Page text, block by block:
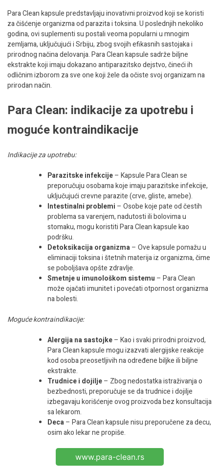
Para Clean kapsule predstavljaju inovativni proizvod koji se koristi
za čišćenje organizma od parazita i toksina. U poslednjih nekoliko
godina, ovi suplementi su postali veoma popularni u mnogim
zemljama, uključujući i Srbiju, zbog svojih efikasnih sastojaka i
prirodnog načina delovanja. Para Clean kapsule sadrže biljne
ekstrakte koji imaju dokazano antiparazitsko dejstvo, čineći ih
odličnim izborom za sve one koji žele da očiste svoj organizam na
prirodan način.
Para Clean: indikacije za upotrebu i
moguće kontraindikacije
Indikacije za upotrebu:
Parazitske infekcije– Kapsule Para Clean se
preporučuju osobama koje imaju parazitske infekcije,
uključujući crevne parazite (crve, gliste, amebe).
Intestinalni problemi – Osobe koje pate od čestih
problema sa varenjem, nadutosti ili bolovima u
stomaku, mogu koristiti Para Clean kapsule kao
podršku.
Detoksikacija organizma– Ove kapsule pomažu u
eliminaciji toksina i štetnih materija iz organizma, čime
se poboljšava opšte zdravlje.
Smetnje u imunološkom sistemu – Para Clean
može ojačati imunitet i povećati otpornost organizma
na bolesti.
Moguće kontraindikacije:
Alergija na sastojke– Kao i svaki prirodni proizvod,
Para Clean kapsule mogu izazvati alergijske reakcije
kod osoba preosetljivih na određene biljke ili biljne
ekstrakte.
Trudnice i dojilje– Zbog nedostatka istraživanja o
bezbednosti, preporučuje se da trudnice i dojilje
izbegavaju korišćenje ovog proizvoda bez konsultacija
sa lekarom.
Deca– Para Clean kapsule nisu preporučene za decu,
osim ako lekar ne propiše.
www.para-clean.rs